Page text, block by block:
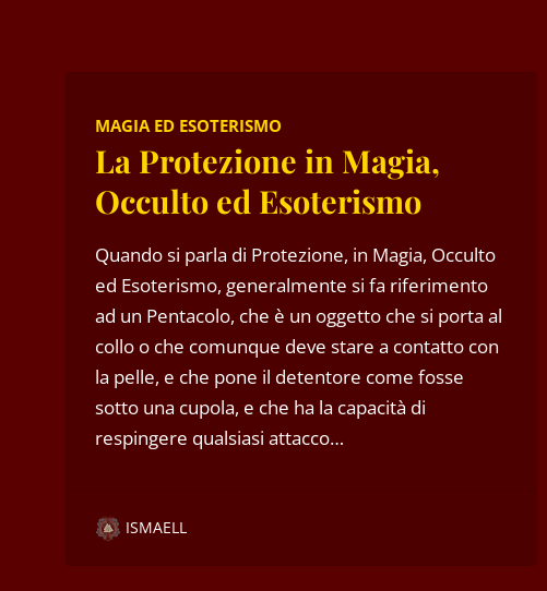
MAGIA ED ESOTERISMO
La Protezione in Magia,
Occulto ed Esoterismo
Quando si parla di Protezione, in Magia, Occulto
ed Esoterismo, generalmente si fa riferimento
ad un Pentacolo, che è un oggetto che si porta al
collo o che comunque deve stare a contatto con
la pelle, e che pone il detentore come fosse
sotto una cupola, e che ha la capacità di
respingere qualsiasi attacco…
ISMAELL